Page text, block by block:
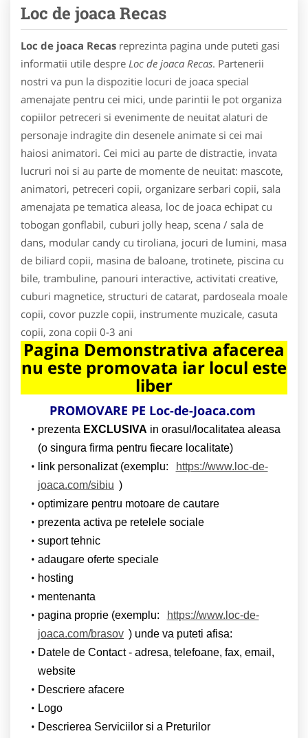
Loc de joaca Recas
Loc de joaca Recas reprezinta pagina unde puteti gasi
informatii utile despre Loc de joaca Recas. Partenerii
nostri va pun la dispozitie locuri de joaca special
amenajate pentru cei mici, unde parintii le pot organiza
copiilor petreceri si evenimente de neuitat alaturi de
personaje indragite din desenele animate si cei mai
haiosi animatori. Cei mici au parte de distractie, invata
lucruri noi si au parte de momente de neuitat: mascote,
animatori, petreceri copii, organizare serbari copii, sala
amenajata pe tematica aleasa, loc de joaca echipat cu
tobogan gonflabil, cuburi jolly heap, scena / sala de
dans, modular candy cu tiroliana, jocuri de lumini, masa
de biliard copii, masina de baloane, trotinete, piscina cu
bile, trambuline, panouri interactive, activitati creative,
cuburi magnetice, structuri de catarat, pardoseala moale
copii, covor puzzle copii, instrumente muzicale, casuta
copii, zona copii 0-3 ani
Pagina Demonstrativa afacerea
nu este promovata iar locul este
liber
PROMOVARE PE Loc-de-Joaca.com
prezenta EXCLUSIVA in orasul/localitatea aleasa
(o singura firma pentru fiecare localitate)
link personalizat (exemplu:
https://www.loc-de-
joaca.com/sibiu )
optimizare pentru motoare de cautare
prezenta activa pe retelele sociale
suport tehnic
adaugare oferte speciale
hosting
mentenanta
pagina proprie (exemplu:
https://www.loc-de-
joaca.com/brasov ) unde va puteti afisa:
Datele de Contact - adresa, telefoane, fax, email,
website
Descriere afacere
Logo
Descrierea Serviciilor si a Preturilor